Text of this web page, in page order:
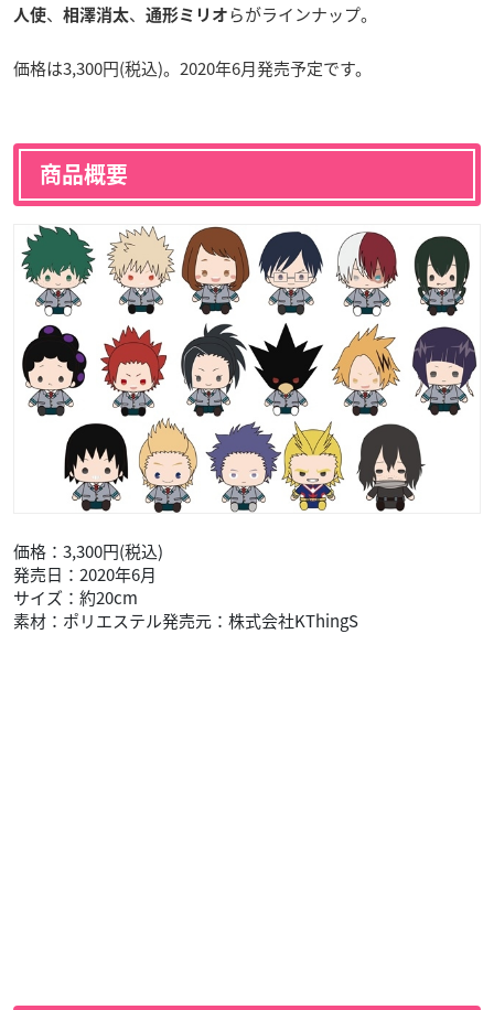
人使、 相澤消太、 通形ミリオ らがラインナップ。
価格は3,300円(税込)。2020年6月発売予定です。
商品概要
価格：3,300円(税込)
発売日：2020年6月
サイズ：約20cm
素材：ポリエステル発売元：株式会社KThingS